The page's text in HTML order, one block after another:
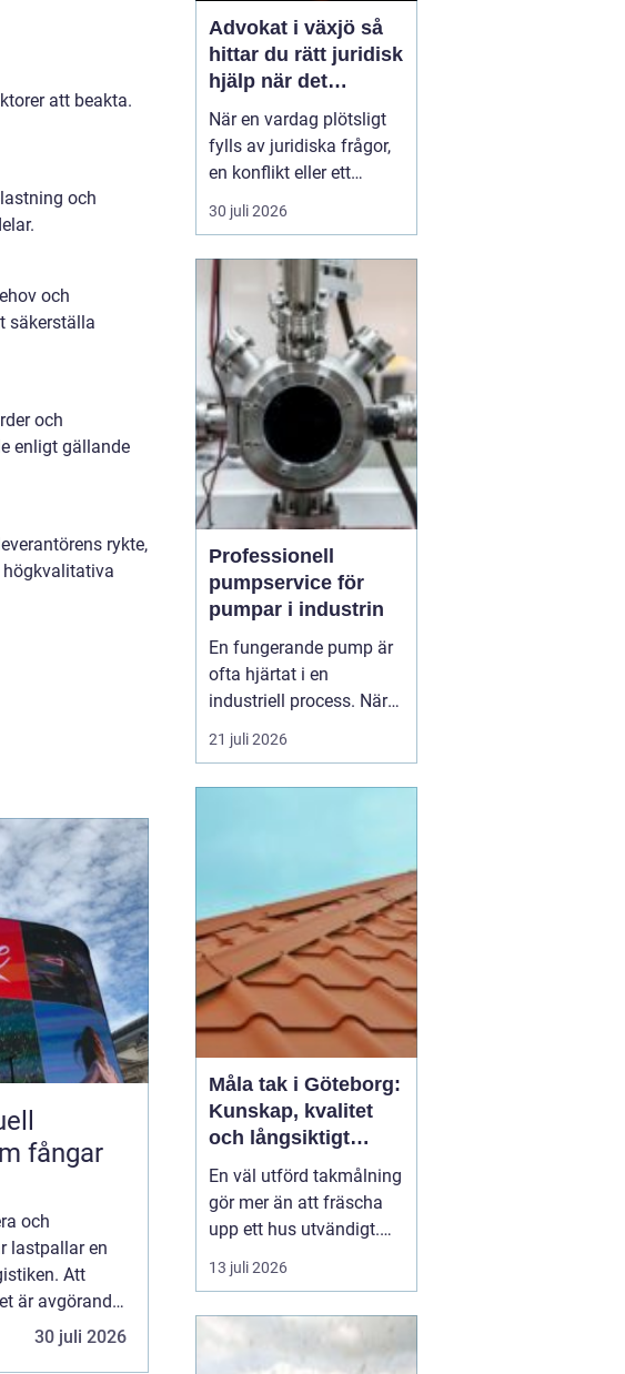
att beakta.
och
och
säkerställa
och
enligt gällande
rykte,
högkvalitativa
fångar
och
lastpallar en
Att
är avgörande
30 juli 2026
Advokat i växjö så
hittar du rätt juridisk
hjälp när det
verkligen gäller
När en vardag plötsligt
fylls av juridiska frågor,
en konflikt eller ett
myndighetsbeslut som
känns övermäktigt,
som både kan lagen och
förstår människan
bakom problemet. Att
anlitaen advokat ...
30 juli 2026
Professionell
pumpservice för
pumpar i industrin
En fungerande pump är
ofta hjärtat i en
industriell process. När
pumpen stannar, stannar
produktionen. Därför
21 juli 2026
Måla tak i Göteborg:
Kunskap, kvalitet
och långsiktigt
skydd vid
takmålning i
Göteborg
En väl utförd takmålning
gör mer än att fräscha
upp ett hus utvändigt.
Den förlänger takets
livslängd, skyddar mot
spara stora pengar på
sikt. I en kuststad som
13 juli 2026